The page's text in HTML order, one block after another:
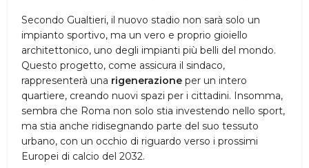
Secondo Gualtieri, il nuovo stadio non sarà solo un
impianto sportivo, ma un vero e proprio gioiello
architettonico, uno degli impianti più belli del mondo.
Questo progetto, come assicura il sindaco,
rappresenterà una rigenerazione per un intero
quartiere, creando nuovi spazi per i cittadini. Insomma,
sembra che Roma non solo stia investendo nello sport,
ma stia anche ridisegnando parte del suo tessuto
urbano, con un occhio di riguardo verso i prossimi
Europei di calcio del 2032.